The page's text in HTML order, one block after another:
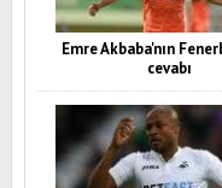
Emre Akbaba'nın
cevabı